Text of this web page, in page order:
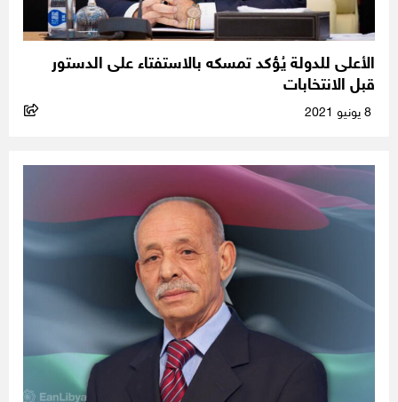
الأعلى للدولة يُؤكد تمسكه بالاستفتاء على الدستور
قبل الانتخابات